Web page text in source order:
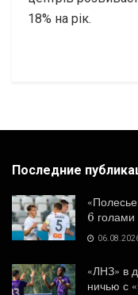
18% на рік.
Последние
6 голами
«ЛНЗ» в
ничью с